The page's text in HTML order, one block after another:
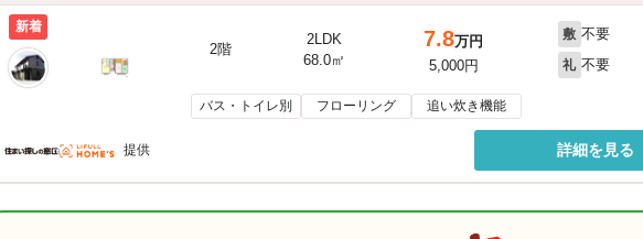
新着
2階
2LDK
68.0㎡
7.8万円
5,000円
敷 不要
礼 不要
バス・トイレ別 フローリング 追い炊き機能
提供 詳細を見る